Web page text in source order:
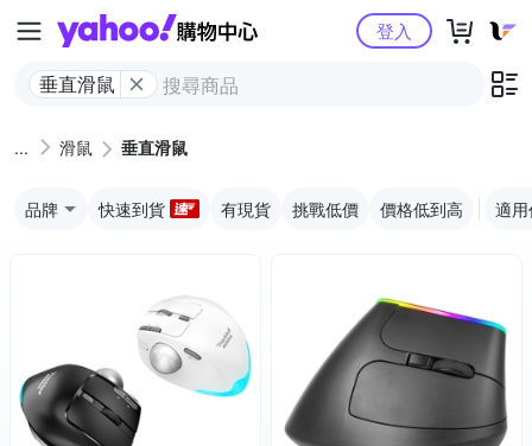
Yahoo購物中心
垂直滑鼠
登入
滑鼠 垂直滑鼠
品牌 快速到貨 有現貨 挑戰低價 價格低到高 適